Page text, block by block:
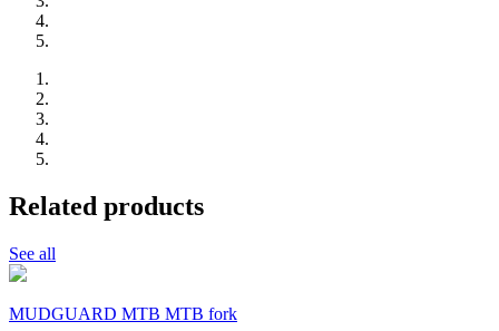
Related products
See all
MUDGUARD MTB MTB fork